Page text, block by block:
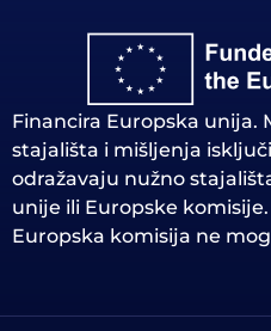
Financira Europska unija.
stajališta i mišljenja
odražavaju nužno
unije ili Europske
Europska komisija ne